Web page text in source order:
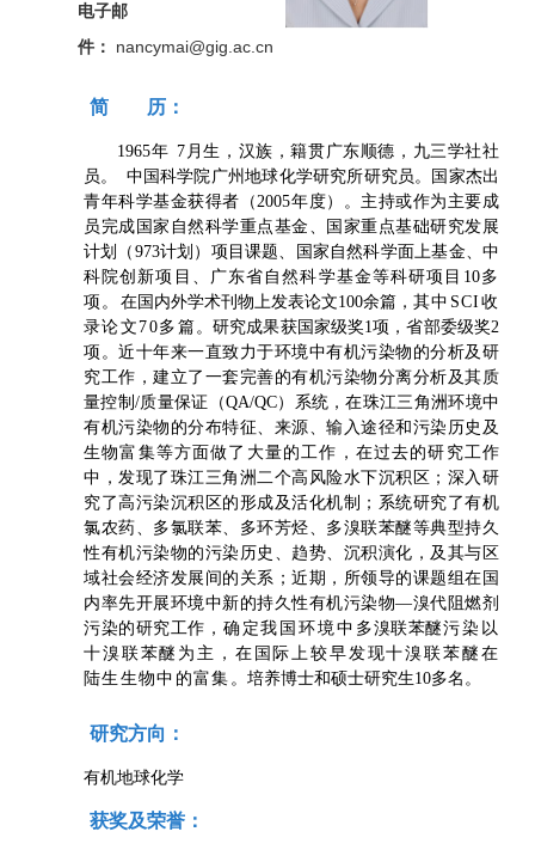
电子邮
件：
nancymai@gig.ac.cn
简 历：
1965年 7月生，汉族，籍贯广东顺德，九三学社社
员。 中国科学院广州地球化学研究所研究员。国家杰出
青年科学基金获得者（2005年度）。主持或作为主要成
员完成国家自然科学重点基金、国家重点基础研究发展
计划（973计划）项目课题、国家自然科学面上基金、中
科院创新项目、广东省自然科学基金等科研项目10多
项。 在国内外学术刊物上发表论文100余篇， 其中SCI收
录论文70多篇。研究成果获国家级奖1项，省部委级奖2
项。近十年来一直致力于环境中有机污染物的分析及研
究工作，建立了一套完善的有机污染物分离分析及其质
量控制/质量保证（QA/QC）系统，在珠江三角洲环境中
有机污染物的分布特征、来源、输入途径和污染历史及
生物富集等方面做了大量的工作，在过去的研究工作
中，发现了珠江三角洲二个高风险水下沉积区；深入研
究了高污染沉积区的形成及活化机制；系统研究了有机
氯农药、多氯联苯、多环芳烃、多溴联苯醚等典型持久
性有机污染物的污染历史、趋势、沉积演化，及其与区
域社会经济发展间的关系；近期，所领导的课题组在国
内率先开展环境中新的持久性有机污染物—溴代阻燃剂
污染的研究工作， 确定我国环境中 多溴联苯醚污染以
十溴联苯醚为主，在国际上较早发现十溴联苯醚在
陆生生物中的富集 。培养博士和硕士研究生10多名。
研究方向：
有机地球化学
获奖及荣誉：